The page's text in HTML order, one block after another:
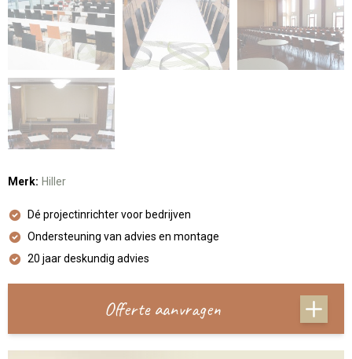
Merk: Hiller
Dé projectinrichter voor bedrijven
Ondersteuning van advies en montage
20 jaar deskundig advies
Offerte aanvragen